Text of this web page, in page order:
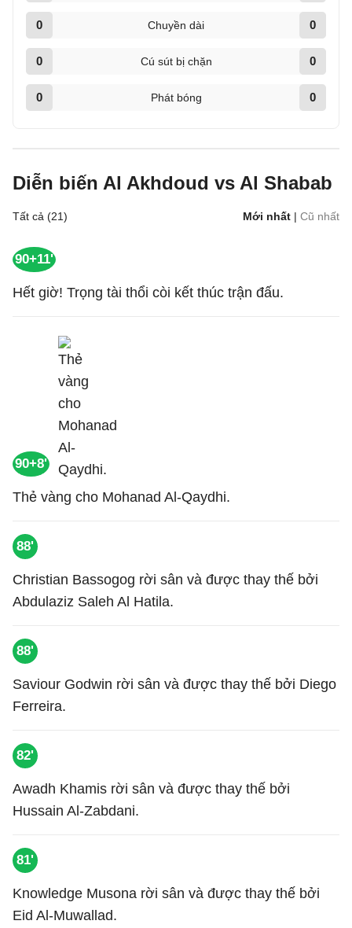
0 Chuyền dài 0
0 Cú sút bị chặn 0
0 Phát bóng 0
Diễn biến Al Akhdoud vs Al Shabab
Tất cả (21) Mới nhất | Cũ nhất
90+11'
Hết giờ! Trọng tài thổi còi kết thúc trận đấu.
90+8'
Thẻ vàng cho Mohanad Al-Qaydhi.
88'
Christian Bassogog rời sân và được thay thế bởi
Abdulaziz Saleh Al Hatila.
88'
Saviour Godwin rời sân và được thay thế bởi Diego
Ferreira.
82'
Awadh Khamis rời sân và được thay thế bởi
Hussain Al-Zabdani.
81'
Knowledge Musona rời sân và được thay thế bởi
Eid Al-Muwallad.